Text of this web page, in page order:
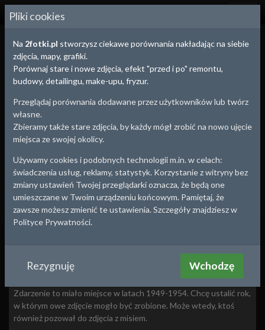
2FOTKI.PL
Wrocław , woj.Dolnośląskie
Jaki to rok ? Mama z misiem przed wrocławską
Moja mama - już legniczanka - przyjechała z odwiedziny do
Wrocławia. Zwiedzając Wrocław, zrobiła sobie zdjęcie z misiem.
Zdarzenie to miało miejsce w latach 1949-1954. Chcę ustalić rok,
w którym owe zdjęcie mogło być zrobione. Może wtedy, ktoś
również pozował do zdjęcia z misiem.
Pliki cookies
Na 2fotki.pl stworzysz ciekawe porównania nakładając na siebie
zdjęcia, mapy, grafiki.
Porównaj stare i nowe zdjęcia, efekt "przed i po" remontu,
budowy, detailingu, make-upu, fryzur.
Przeglądaj porównania dodawane przez użytkowników lub twórz
własne.
Zbieramy także stare zdjęcia, by każdy mógł zrobić na nowo ujęcie
miejsca ze swojej okolicy.
Używamy cookies i podobnych technologii m.in. w celach:
świadczenia usług, reklamy, statystyk. Korzystanie z witryny bez
zmiany ustawień Twojej przeglądarki oznacza, że będą one
umieszczane w Twoim urządzeniu końcowym. Pamiętaj, że
zawsze możesz zmienić te ustawienia. Szczegóły znajdziesz w
Polityce Prywatności.
Rezygnuję Wchodzę